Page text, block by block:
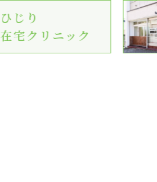
ひじり
在宅クリニック